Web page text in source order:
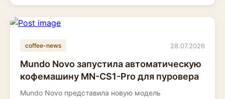
coffee-news 28.07.2026
Mundo Novo запустила автоматическую
кофемашину MN-CS1-Pro для пуровера
Mundo Novo представила новую модель